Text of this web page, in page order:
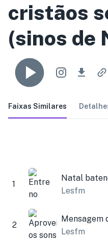
cristãos
(sinos de
Faixas Similares
1
Lesfm
2
Lesfm